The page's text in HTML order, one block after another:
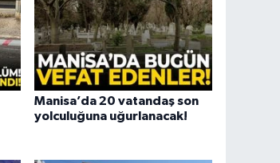
Manisa’da 20 vatandaş son
yolculuğuna uğurlanacak!